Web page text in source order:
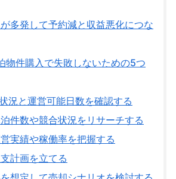
多発して予約減と収益悪化につな
物件購入で失敗しないための5つ
況と運営可能日数を確認する
件数や競合状況をリサーチする
実績や稼働率を把握する
計画を立てる